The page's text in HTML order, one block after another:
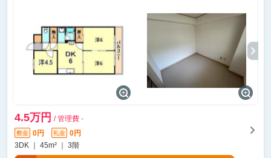
4.5万円 / 管理費 -
敷金 0円 礼金
0円
3DK ｜ 45m² ｜ 3階